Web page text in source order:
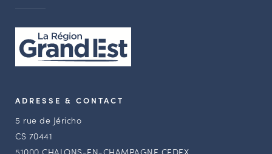
ADRESSE & CONTACT
5 rue de Jéricho
CS 70441
51000 CHALONS-EN-CHAMPAGNE CEDEX